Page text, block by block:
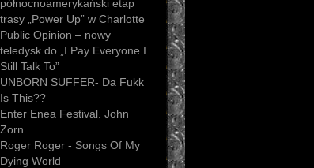
północnoamerykański etap
trasy „Power Up” w Charlotte
Public Opinion – nowy
teledysk do „I Pay Everyone I
Still Talk To”
UNBORN SUFFER- Da Fukk
Is This??
Enter Enea Festival. John
Zorn
Roger Roger - Songs Of My
Dying World